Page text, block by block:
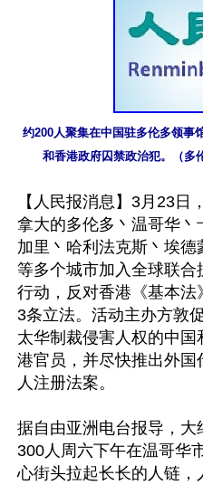
约200人聚集在中国驻多伦多领事
和香港政府囚禁政治犯。（多
【人民报消息】3月23日
拿大的多伦多丶温哥华丶
加里丶哈利法克斯丶埃德
等多个城市加入全球联合
行动，反对香港《基本法
3条立法。活动主办方敦
太华制裁侵害人权的中国
港官员，并尽快推出外国
人注册法案。
据自由亚洲电台报导，大
300人周六下午在温哥华
心街头拉起长长的人链